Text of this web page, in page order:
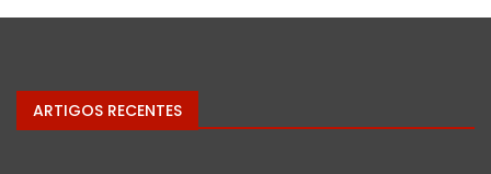
ARTIGOS RECENTES